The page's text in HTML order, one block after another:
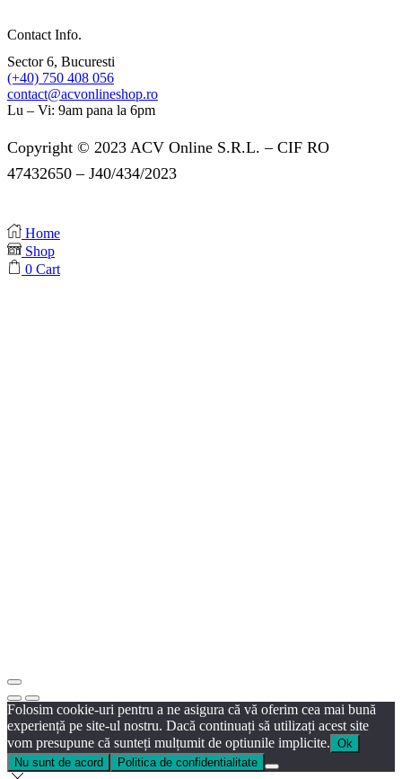
Contact Info.
Sector 6, Bucuresti
(+40) 750 408 056
contact@acvonlineshop.ro
Lu – Vi: 9am pana la 6pm
Copyright © 2023 ACV Online S.R.L. – CIF RO
47432650 – J40/434/2023
Home
Shop
0 Cart
Folosim cookie-uri pentru a ne asigura că vă oferim cea mai bună
experiență pe site-ul nostru. Dacă continuați să utilizați acest site
vom presupune că sunteți mulțumit de optiunile implicite. Ok
Nu sunt de acord
Politica de confidentialitate